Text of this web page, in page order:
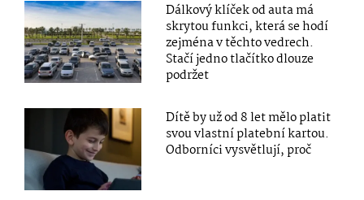
Dálkový klíček od auta má
skrytou funkci, která se hodí
zejména v těchto vedrech.
Stačí jedno tlačítko dlouze
podržet
Dítě by už od 8 let mělo platit
svou vlastní platební kartou.
Odborníci vysvětlují, proč